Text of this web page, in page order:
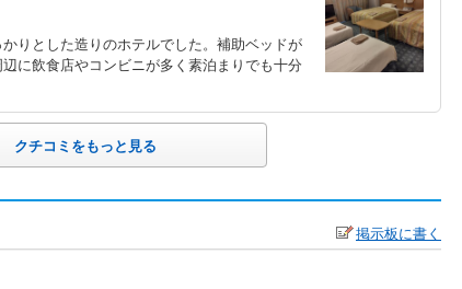
りとした造りのホテルでした。補助ベッドが
に飲食店やコンビニが多く素泊まりでも十分
クチコミをもっと見る
掲示板に書く